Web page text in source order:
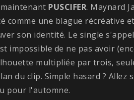
PUSCIFER. Maynard
comme une blague récréative
son identité. Le single
impossible de ne pas avoir
multipliée par trois,
du clip. Simple hasard ? Allez
pour l'automne.